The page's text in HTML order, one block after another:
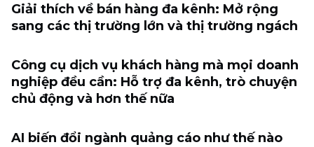
Giải thích về bán hàng đa kênh: Mở rộng
sang các thị trường lớn và thị trường ngách
Công cụ dịch vụ khách hàng mà mọi doanh
nghiệp đều cần: Hỗ trợ đa kênh, trò chuyện
chủ động và hơn thế nữa
AI biến đổi ngành quảng cáo như thế nào